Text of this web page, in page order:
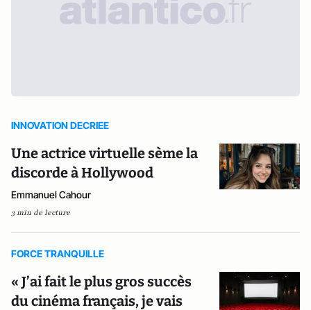
INNOVATION DECRIEE
Une actrice virtuelle sème la
discorde à Hollywood
Emmanuel Cahour
3 min de lecture
FORCE TRANQUILLE
« J’ai fait le plus gros succès
du cinéma français, je vais